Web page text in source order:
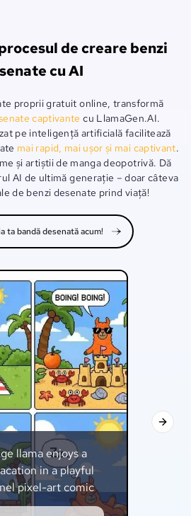
de creare benzi
cu AI
proprii gratuit online, transformă
captivante cu LlamaGen.AI.
pe inteligență artificială facilitează
mai rapid, mai ușor și mai captivant.
și artiștii de manga deopotrivă. Dă
AI de ultimă generație – doar câteva
de benzi desenate prind viață!
ta bandă desenată acum!
llama enjoys a
in a playful
pixel-art comic
Next